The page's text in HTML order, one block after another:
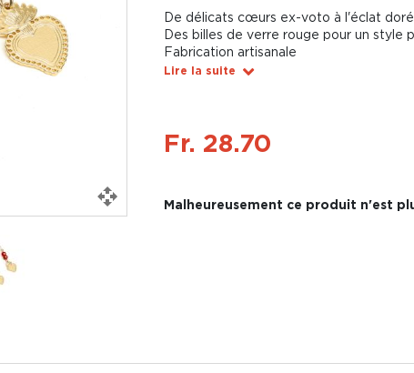
De délicats cœurs ex-voto à l'éclat doré
Des billes de verre rouge pour un style
Fabrication artisanale
Lire la suite
Fr. 28.70
Malheureusement ce produit n'est